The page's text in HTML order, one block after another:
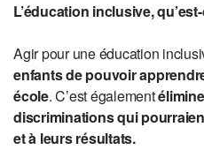
L’éducation inclusive,
Agir pour une éducation
enfants de pouvoir
école. C’est également
discriminations qui
et à leurs résultats.